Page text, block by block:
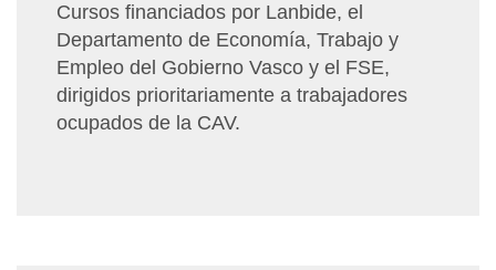
Cursos financiados por Lanbide, el
Departamento de Economía, Trabajo y
Empleo del Gobierno Vasco y el FSE,
dirigidos prioritariamente a trabajadores
ocupados de la CAV.